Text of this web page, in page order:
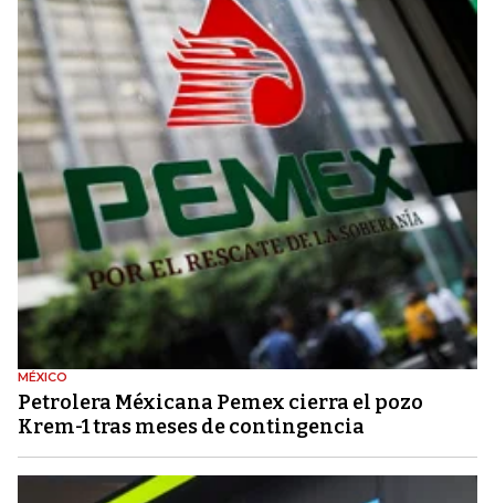
MÉXICO
Petrolera Méxicana Pemex cierra el pozo
Krem-1 tras meses de contingencia